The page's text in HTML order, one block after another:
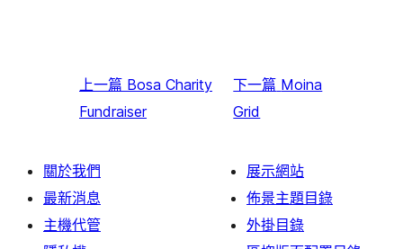
上一篇 Bosa Charity
Fundraiser
下一篇 Moina
Grid
關於我們
最新消息
主機代管
展示網站
佈景主題目錄
外掛目錄